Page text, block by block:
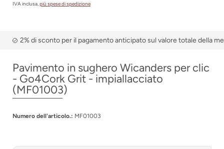
IVA inclusa,più spese di spedizione
2% di sconto per il pagamento anticipato sul valore totale della
Pavimento in sughero Wicanders per clic
- Go4Cork Grit - impiallacciato
(MF01003)
Numero dell'articolo.: MF01003